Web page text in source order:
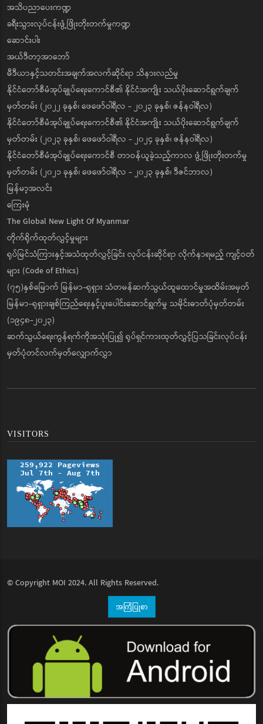
အသိပညာပေးကဏ္ဍ
ခရီးသွားလုပ်ငန်းဖွံ့ဖြိုးတိုးတက်မှုကဏ္ဍ
ဆောင်းပါး
အယ်ဒီတာ့အာဘော်
မီဒီယာနှင့်သတင်းအချက်အလက်ဆိုင်ရာ သိနားလည်မှု
နိုင်ငံတော်စီမံအုပ်ချုပ်ရေးကောင်စီ၏ နိုင်ငံအကျိုး သယ်ပိုးဆောင်ရွက်ချက်
မှတ်တမ်း (၂၀၂၂ ခုနှစ်၊ ဖေဖော်ဝါရီလ - ၂၀၂၃ ခုနှစ်၊ ဇန်နဝါရီလ)
နိုင်ငံတော်စီမံအုပ်ချုပ်ရေးကောင်စီ၏ နိုင်ငံအကျိုး သယ်ပိုးဆောင်ရွက်ချက်
မှတ်တမ်း (၂၀၂၃ ခုနှစ်၊ ဖေဖော်ဝါရီလ - ၂၀၂၄ ခုနှစ်၊ ဇန်နဝါရီလ)
နိုင်ငံတော်စီမံအုပ်ချုပ်ရေးကောင်စီ တာဝန်ယူခဲ့သည့်ကာလ ဖွံ့ဖြိုးတိုးတက်မှု
မှတ်တမ်း (၂၀၂၁ ခုနှစ်၊ ဖေဖော်ဝါရီလ - ၂၀၂၃ ခုနှစ်၊ ဒီဇင်ဘာလ)
မြန်မာ့အလင်း
ကြေးမုံ
The Global New Light Of Myanmar
တိုက်ရိုက်ထုတ်လွှင့်မှုများ
ရုပ်မြင်သံကြားနှင့်အသံထုတ်လွှင့်ခြင်း လုပ်ငန်းဆိုင်ရာ လိုက်နာရမည့် ကျင့်ဝတ်
များ (Code of Ethics)
(၇၅)နှစ်မြောက် မြန်မာ-ရုရှား သံတမန်ဆက်သွယ်ထူထောင်မှုအထိမ်းအမှတ်
မြန်မာ-ရုရှားချစ်ကြည်ရေးနှင့်ပူးပေါင်းဆောင်ရွက်မှု သမိုင်းဓာတ်ပုံမှတ်တမ်း
(၁၉၄၈-၂၀၂၃)
ဆက်သွယ်ရေးကွန်ရက်ကိုအသုံးပြု၍ ရုပ်ရှင်ကားထုတ်လွှင့်ပြသခြင်းလုပ်ငန်း
မှတ်ပုံတင်လက်မှတ်လျှောက်လွှာ
VISITORS
© Copyright MOI 2024. All Rights Reserved.
အကြံပြုစာ